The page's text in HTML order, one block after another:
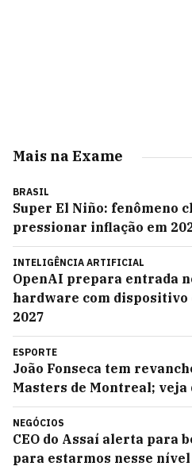
Mais na Exame
BRASIL
Super El Niño: fenômeno
pressionar inflação em
INTELIGÊNCIA ARTIFICIAL
OpenAI prepara entrada
hardware com
2027
ESPORTE
João Fonseca tem
Masters de Montreal; veja
NEGÓCIOS
CEO do Assaí alerta para
para estarmos nesse